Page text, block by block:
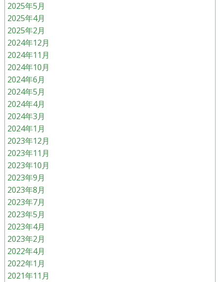
2025年5月
2025年4月
2025年2月
2024年12月
2024年11月
2024年10月
2024年6月
2024年5月
2024年4月
2024年3月
2024年1月
2023年12月
2023年11月
2023年10月
2023年9月
2023年8月
2023年7月
2023年5月
2023年4月
2023年2月
2022年4月
2022年1月
2021年11月